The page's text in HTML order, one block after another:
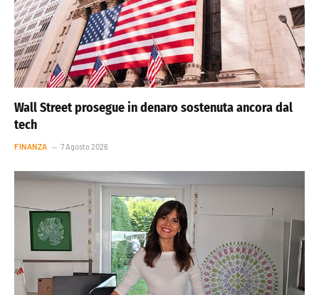
Wall Street prosegue in denaro sostenuta ancora dal
tech
FINANZA 7 Agosto 2026